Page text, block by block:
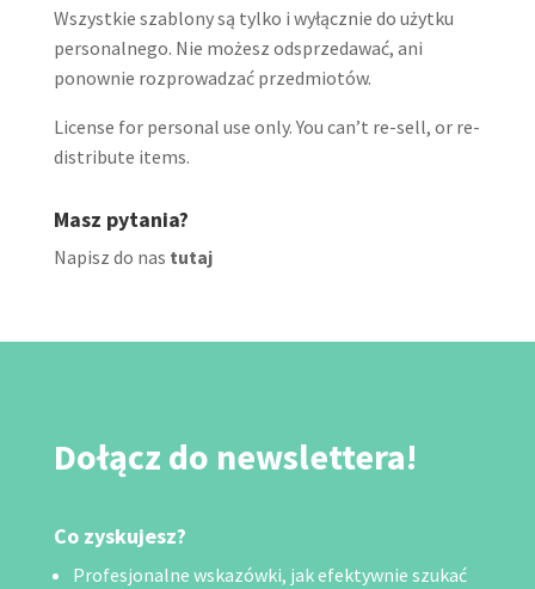
Wszystkie szablony są tylko i wyłącznie do użytku
personalnego. Nie możesz odsprzedawać, ani
ponownie rozprowadzać przedmiotów.
License for personal use only. You can’t re-sell, or re-
distribute items.
Masz pytania?
Napisz do nas tutaj
Dołącz do newslettera!
Co zyskujesz?
Profesjonalne wskazówki, jak efektywnie szukać